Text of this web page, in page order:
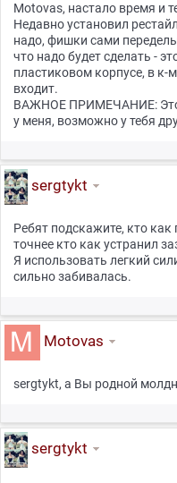
Motovas, настало время и
Недавно установил
надо, фишки сами
что надо будет сделать -
пластиковом корпусе, в к-
входит.
ВАЖНОЕ ПРИМЕЧАНИЕ: Это
у меня, возможно у тебя
sergtykt
Ребят подскажите, кто как
точнее кто как устранил
Я использовать легкий
сильно забивалась.
Motovas
sergtykt, а Вы родной
sergtykt